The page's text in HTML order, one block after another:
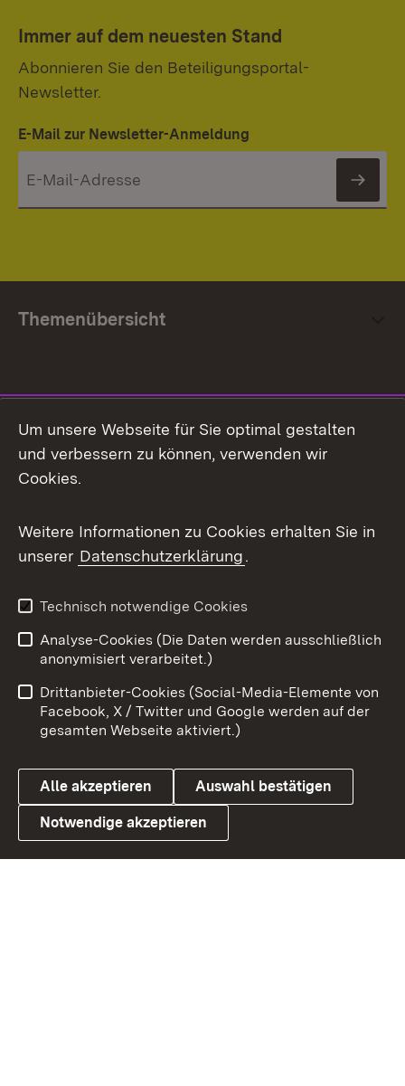
Immer auf dem neuesten Stand
Abonnieren Sie den Beteiligungsportal-
Newsletter.
E-Mail zur Newsletter-Anmeldung
Themenübersicht
Facebook
X / Twitter
Youtube
Link zum Landesportal
Impressum
Kontakt
Barrierefreiheit
Datenschutz
Cookies
Um unsere Webseite für Sie optimal gestalten
und verbessern zu können, verwenden wir
Cookies.
Weitere Informationen zu Cookies erhalten Sie in
unserer Datenschutzerklärung.
Technisch notwendige Cookies
Analyse-Cookies (Die Daten werden ausschließlich
anonymisiert verarbeitet.)
Drittanbieter-Cookies (Social-Media-Elemente von
Facebook, X / Twitter und Google werden auf der
gesamten Webseite aktiviert.)
Alle akzeptieren Auswahl bestätigen
Notwendige akzeptieren